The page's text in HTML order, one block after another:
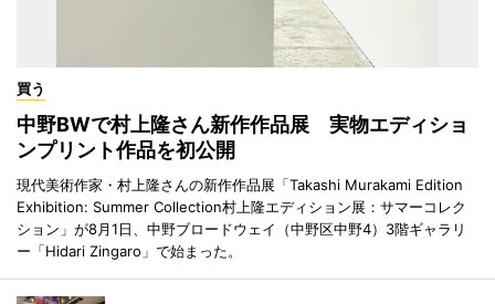
買う
中野BWで村上隆さん新作作品展 実物エディショ
ンプリント作品を初公開
現代美術作家・村上隆さんの新作作品展「Takashi Murakami Edition
Exhibition: Summer Collection村上隆エディション展：サマーコレク
ション」が8月1日、中野ブロードウェイ（中野区中野4）3階ギャラリ
ー「Hidari Zingaro」で始まった。